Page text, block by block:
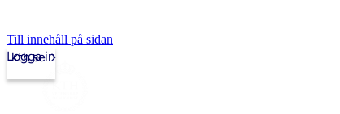
Till innehåll på sidan
kth.se
Logga in